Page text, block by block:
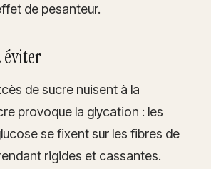
de pesanteur.
éviter
de sucre nuisent à la
provoque la glycation : les
se fixent sur les fibres de
rigides et cassantes.